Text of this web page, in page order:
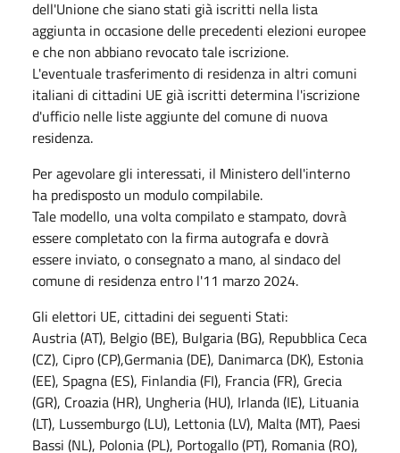
dell'Unione che siano stati già iscritti nella lista
aggiunta in occasione delle precedenti elezioni europee
e che non abbiano revocato tale iscrizione.
L'eventuale trasferimento di residenza in altri comuni
italiani di cittadini UE già iscritti determina l'iscrizione
d'ufficio nelle liste aggiunte del comune di nuova
residenza.
Per agevolare gli interessati, il Ministero dell'interno
ha predisposto un modulo compilabile.
Tale modello, una volta compilato e stampato, dovrà
essere completato con la firma autografa e dovrà
essere inviato, o consegnato a mano, al sindaco del
comune di residenza entro l'11 marzo 2024.
Gli elettori UE, cittadini dei seguenti Stati:
Austria (AT), Belgio (BE), Bulgaria (BG), Repubblica Ceca
(CZ), Cipro (CP),Germania (DE), Danimarca (DK), Estonia
(EE), Spagna (ES), Finlandia (FI), Francia (FR), Grecia
(GR), Croazia (HR), Ungheria (HU), Irlanda (IE), Lituania
(LT), Lussemburgo (LU), Lettonia (LV), Malta (MT), Paesi
Bassi (NL), Polonia (PL), Portogallo (PT), Romania (RO),